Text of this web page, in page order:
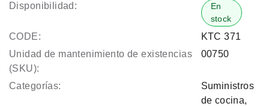
Disponibilidad:
En
stock
CODE:
KTC 371
Unidad de mantenimiento de existencias
(SKU):
00750
Categorías:
Suministros
de cocina,